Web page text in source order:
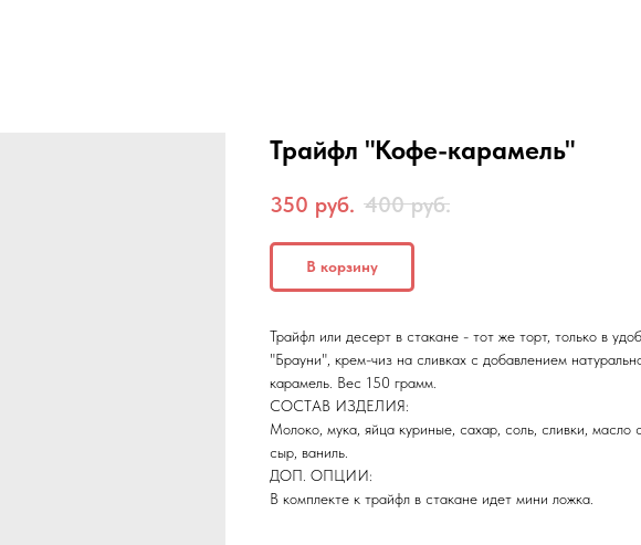
Трайфл "Кофе-карамель"
350 руб. 400 руб.
В корзину
Трайфл или десерт в стакане - тот же торт, только в
"Брауни", крем-чиз на сливках с добавлением
карамель. Вес 150 грамм.
СОСТАВ ИЗДЕЛИЯ:
Молоко, мука, яйца куриные, сахар, соль, сливки, масло
сыр, ваниль.
ДОП. ОПЦИИ:
В комплекте к трайфл в стакане идет мини ложка.